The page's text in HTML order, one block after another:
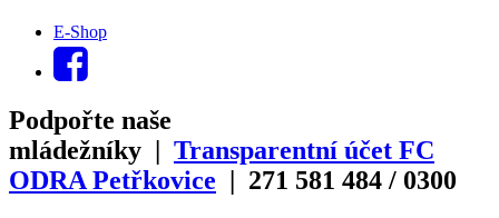
E-Shop
Podpořte naše
mládežníky | Transparentní účet FC
ODRA Petřkovice | 271 581 484 / 0300